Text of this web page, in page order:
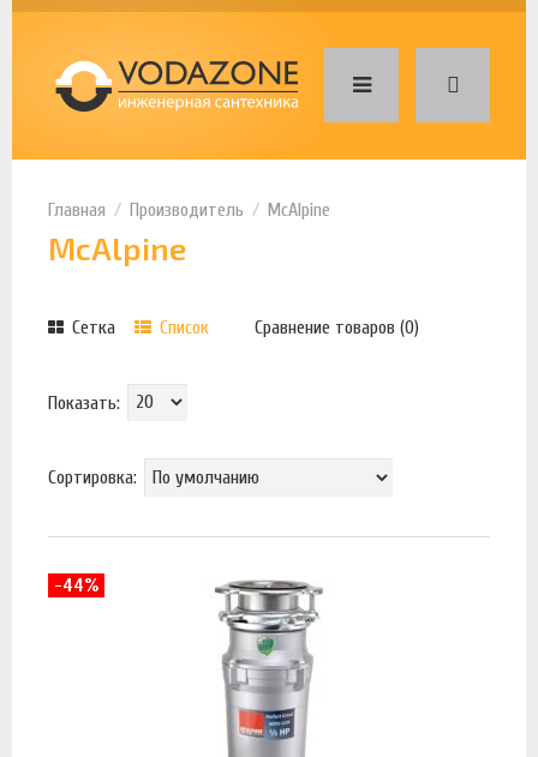
Производитель McAlpine
McAlpine
Сетка Список Сравнение товаров (0)
Показать:
Сортировка:
-44%